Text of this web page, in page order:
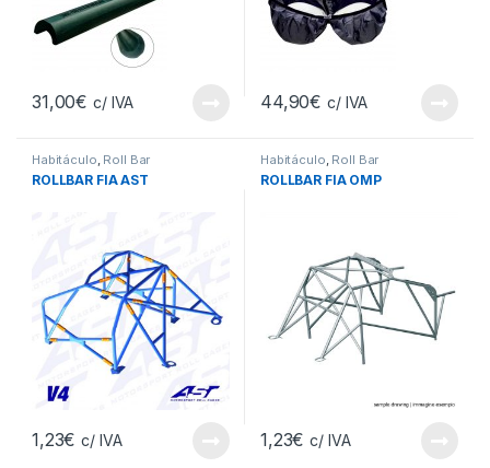
31,00€ c/ IVA 44,90€ c/ IVA
Habitáculo, Roll Bar
ROLLBAR FIA AST
1,23€ c/ IVA
Habitáculo, Roll Bar
ROLLBAR FIA OMP
1,23€ c/ IVA